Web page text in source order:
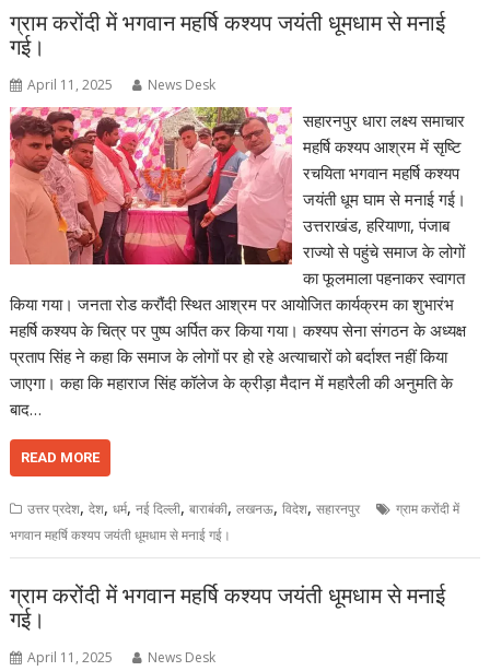
ग्राम करोंदी में भगवान महर्षि कश्यप जयंती धूमधाम से मनाई
गई।
April 11, 2025 News Desk
सहारनपुर धारा लक्ष्य समाचार
महर्षि कश्यप आश्रम में सृष्टि
रचयिता भगवान महर्षि कश्यप
जयंती धूम घाम से मनाई गई।
उत्तराखंड, हरियाणा, पंजाब
राज्यो से पहुंचे समाज के लोगों
का फूलमाला पहनाकर स्वागत
किया गया। जनता रोड करौंदी स्थित आश्रम पर आयोजित कार्यक्रम का शुभारंभ
महर्षि कश्यप के चित्र पर पुष्प अर्पित कर किया गया। कश्यप सेना संगठन के अध्यक्ष
प्रताप सिंह ने कहा कि समाज के लोगों पर हो रहे अत्याचारों को बर्दाश्त नहीं किया
जाएगा। कहा कि महाराज सिंह कॉलेज के क्रीड़ा मैदान में महारैली की अनुमति के
बाद…
READ MORE
उत्तर प्रदेश,देश,धर्म,नई दिल्ली,बाराबंकी,लखनऊ,विदेश,सहारनपुर
ग्राम करोंदी में
भगवान महर्षि कश्यप जयंती धूमधाम से मनाई गई।
ग्राम करोंदी में भगवान महर्षि कश्यप जयंती धूमधाम से मनाई
गई।
April 11, 2025 News Desk